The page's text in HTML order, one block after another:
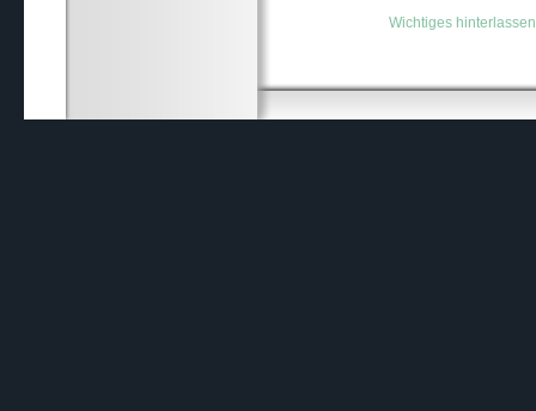
Wichtiges hinterlassen